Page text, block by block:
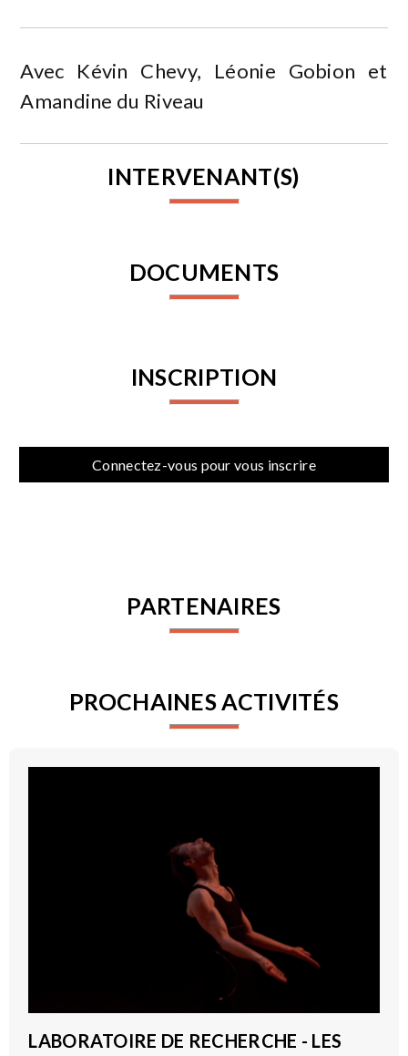
Avec Kévin Chevy, Léonie Gobion et
Amandine du Riveau
INTERVENANT(S)
DOCUMENTS
INSCRIPTION
Connectez-vous pour vous inscrire
PARTENAIRES
PROCHAINES ACTIVITÉS
LABORATOIRE DE RECHERCHE - LES